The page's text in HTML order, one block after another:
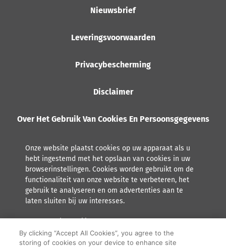
Nieuwsbrief
Leveringsvoorwaarden
Privacybescherming
Disclaimer
Over Het Gebruik Van Cookies En Persoonsgegevens
Onze website plaatst cookies op uw apparaat als u
hebt ingestemd met het opslaan van cookies in uw
browserinstellingen. Cookies worden gebruikt om de
functionaliteit van onze website te verbeteren, het
gebruik te analyseren en om advertenties aan te
laten sluiten bij uw interesses.
Lees meer over hoe Orkla met persoonsgegevens omgaat,
inclusief het recht tot inzage.
By clicking “Accept All Cookies”, you agree to the
storing of cookies on your device to enhance site